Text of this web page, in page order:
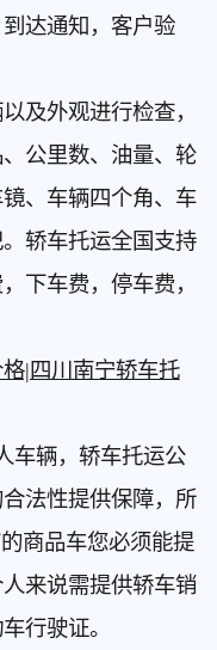
达通知，客户验
外观进行检查，
公里数、油量、轮
、车辆四个角、车
轿车托运全国支持
下车费，停车费，
|四川南宁轿车托
辆，轿车托运公
法性提供保障，所
商品车您必须能提
来说需提供轿车销
行驶证。